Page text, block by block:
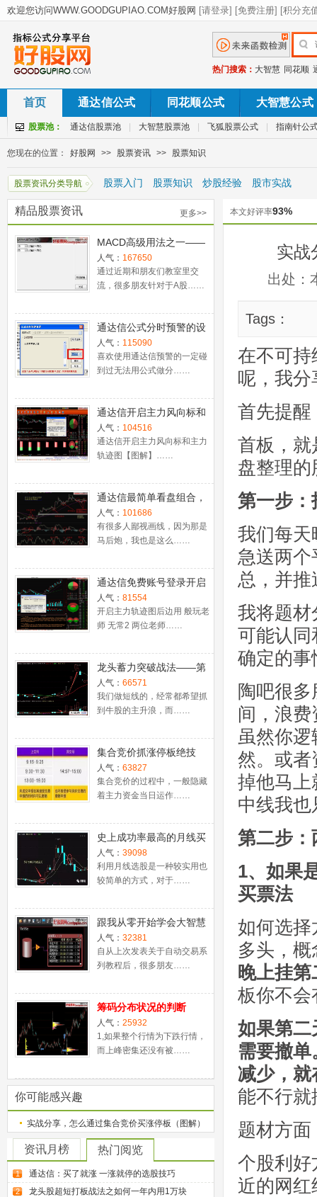
热门搜索： 大智慧 同花顺
首页 通达信公式 同花顺公式 大智慧公式
股票池： 通达信股票池 大智慧股票池 飞狐股票公式 指南针公
您现在的位置： 好股网 >> 股票资讯 >> 股票知识
股票资讯分类导航 股票入门 股票知识 炒股经验 股市实战
精品股票资讯 更多>>
MACD高级用法之一——
稳健买入法+2点卖出法
人气： 167650
通过近期和朋友们教室里交
流，很多朋友针对于A股……
通达信公式分时预警的设
置
人气： 115090
喜欢使用通达信预警的一定碰
到过无法用公式做分……
通达信开启主力风向标和
主力轨迹图【图解】
人气： 104516
通达信开启主力风向标和主力
轨迹图【图解】……
通达信最简单看盘组合，
抓强势股双头的超短线盈
利－－之五（均线战法找
心脏）
人气： 101686
有很多人鄙视画线，因为那是
马后炮，我也是这么……
通达信免费账号登录开启
十档框和调用主力监控教
程
人气： 81554
开启主力轨迹图后边用 般玩老
师 无常2 两位老师……
龙头蓄力突破战法——第
一时间介入牛股主升浪捕
捉涨停板的技巧（图解）
人气： 66571
我们做短线的，经常都希望抓
到牛股的主升浪，而……
集合竞价抓涨停板绝技
（附公式源码）
人气： 63827
集合竞价的过程中，一般隐藏
着主力资金当日运作……
史上成功率最高的月线买
入法，精准高效筛选暴涨
牛股，堪称选股法宝！
人气： 39098
利用月线选股是一种较实用也
较简单的方式，对于……
跟我从零开始学会大智慧
股票池自动交易
人气： 32381
自从上次发表关于自动交易系
列教程后，很多朋友……
筹码分布状况的判断
人气： 25932
1,如果整个行情为下跌行情，
而上峰密集还没有被……
你可能感兴趣
实战分享，怎么通过集合竞价买涨停板（图解）
资讯月榜 热门阅览
1 通达信：买了就涨 一涨就停的选股技巧
2 龙头股超短打板战法之如何一年内用1万块
本文好评率93%
实战
出处：
Tags：
在不可持
呢，我
首先提醒
首板，就
盘整理
第一步：
我们每天
急送两
总，并推
我将题材
可能认同
确定的事
陶吧很
间，浪
虽然你逻
然。或者
掉他马上
中线我
第二步：
1、如果
买票法
如何选择
多头，
晚上挂
板你不会
如果第二
需要撤
减少，就
能不行就
题材方
个股利好
近的网红